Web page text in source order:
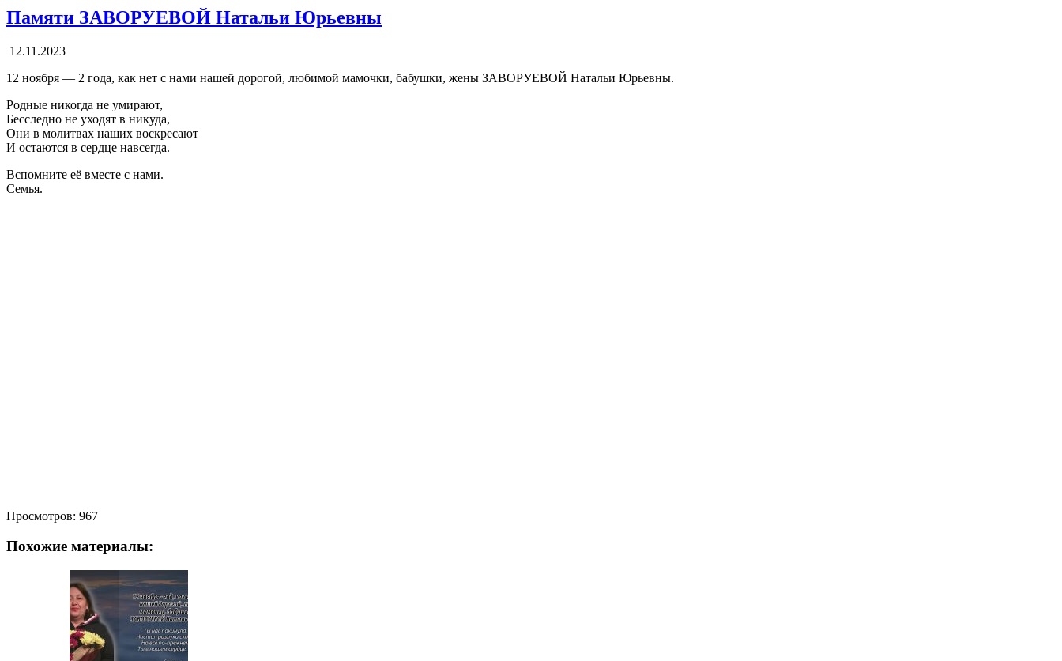
Памяти ЗАВОРУЕВОЙ Натальи Юрьевны
12.11.2023
12 ноября — 2 года, как нет с нами нашей дорогой, любимой мамочки, бабушки, жены ЗАВОРУЕВОЙ Натальи Юрьевны.
Родные никогда не умирают,
Бесследно не уходят в никуда,
Они в молитвах наших воскресают
И остаются в сердце навсегда.
Вспомните её вместе с нами.
Семья.
Просмотров: 967
Похожие материалы: